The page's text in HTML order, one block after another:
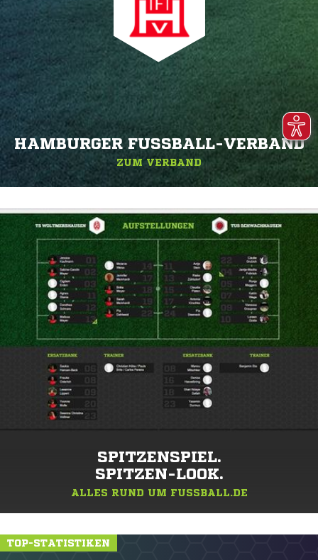
HAMBURGER FUSSBALL-VERBAND
ZUM VERBAND
SPITZENSPIEL.
SPITZEN-LOOK.
ALLES RUND UM FUSSBALL.DE
TOP-STATISTIKEN